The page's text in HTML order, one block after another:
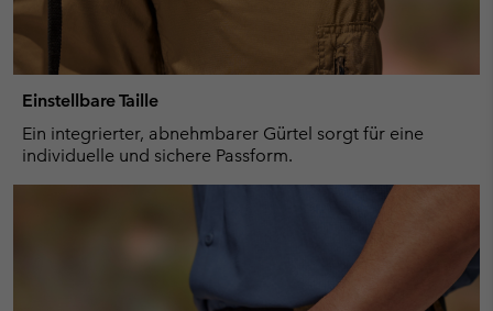
Einstellbare Taille
Ein integrierter, abnehmbarer Gürtel sorgt für eine
individuelle und sichere Passform.